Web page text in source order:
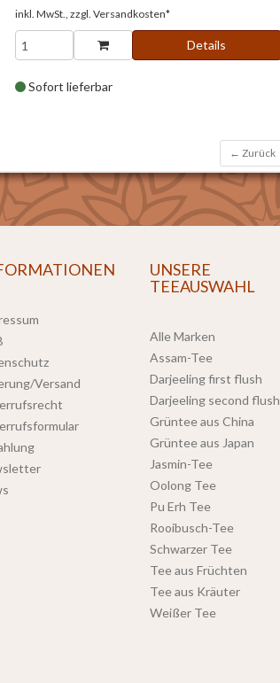
inkl. MwSt., zzgl. Versandkosten*
Details
Sofort lieferbar
← Zurück
Versand
UNSERE
TEEAUSWAHL
Alle Marken
Assam-Tee
Darjeeling first flush
Darjeeling second flush
Grüntee aus China
Grüntee aus Japan
Jasmin-Tee
Oolong Tee
Pu Erh Tee
Rooibusch-Tee
Schwarzer Tee
Tee aus Früchten
Tee aus Kräuter
Weißer Tee